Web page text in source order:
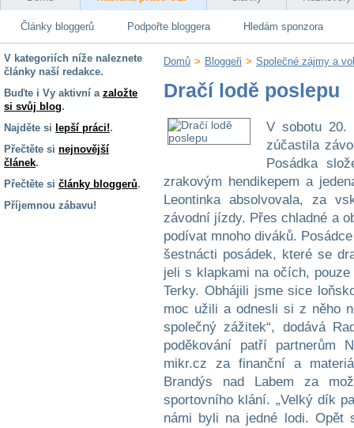
Články bloggerů Podpořte bloggera Hledám sponzora
V kategoriích níže naleznete
články naší redakce.
Buďte i Vy aktivní a založte
si svůj blog.
Najděte si lepší práci!.
Přečtěte si nejnovější
článek.
Přečtěte si články bloggerů.
Příjemnou zábavu!
Domů > Bloggeři > Společné zájmy a
Dračí lodě poslepu
V sobotu 20.
zúčastila
Posádka
zrakovým hendikepem a
Leontinka absolvovala, za
závodní jízdy. Přes chladné a
podívat mnoho diváků.
šestnácti posádek, které se
jeli s klapkami na očích,
Terky. Obhájili jsme sice
moc užili a odnesli si z něho
společný zážitek“, dodává
poděkování patří partnerům
mikr.cz za finanční a
Brandýs nad Labem za
sportovního klání. „Velký dík
námi byli na jedné lodi. Opět